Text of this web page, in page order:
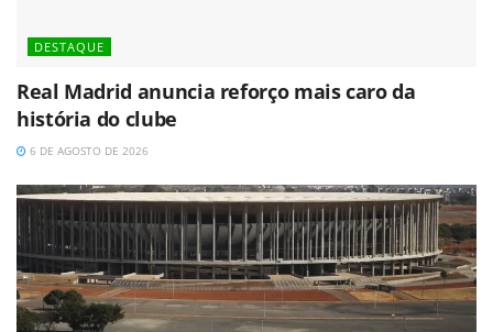
DESTAQUE
Real Madrid anuncia reforço mais caro da
história do clube
6 DE AGOSTO DE 2026